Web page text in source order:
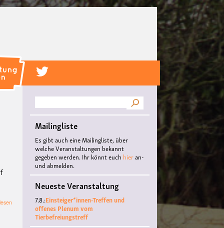
Workshop
Suche
Mailingliste
Es gibt auch eine Mailingliste, über
welche Veranstaltungen bekannt
gegeben werden. Ihr könnt euch hieran-
und abmelden.
Neueste Veranstaltung
7.8.:Einsteiger*innen-Treffen und
offenes Plenum vom
Tierbefreiungstreff